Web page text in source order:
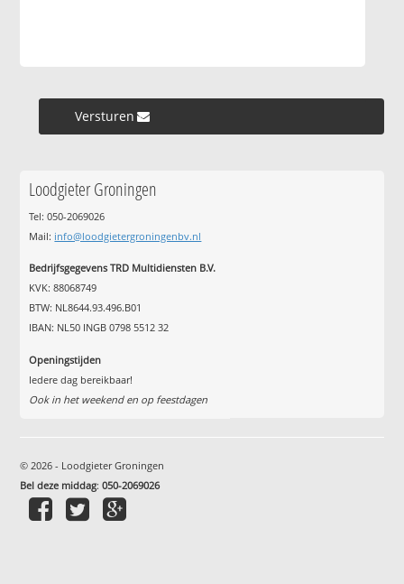
Versturen »
Loodgieter Groningen
Tel: 050-2069026
Mail: info@loodgietergroningenbv.nl
Bedrijfsgegevens TRD Multidiensten B.V.
KVK: 88068749
BTW: NL8644.93.496.B01
IBAN: NL50 INGB 0798 5512 32
Openingstijden
Iedere dag bereikbaar!
Ook in het weekend en op feestdagen
© 2026 - Loodgieter Groningen
Bel deze middag:050-2069026